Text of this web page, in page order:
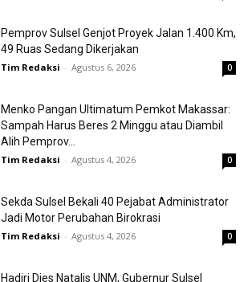
Pemprov Sulsel Genjot Proyek Jalan 1.400 Km,
49 Ruas Sedang Dikerjakan
Tim Redaksi - Agustus 6, 2026 0
Menko Pangan Ultimatum Pemkot Makassar:
Sampah Harus Beres 2 Minggu atau Diambil
Alih Pemprov...
Tim Redaksi - Agustus 4, 2026 0
Sekda Sulsel Bekali 40 Pejabat Administrator
Jadi Motor Perubahan Birokrasi
Tim Redaksi - Agustus 4, 2026 0
Hadiri Dies Natalis UNM, Gubernur Sulsel